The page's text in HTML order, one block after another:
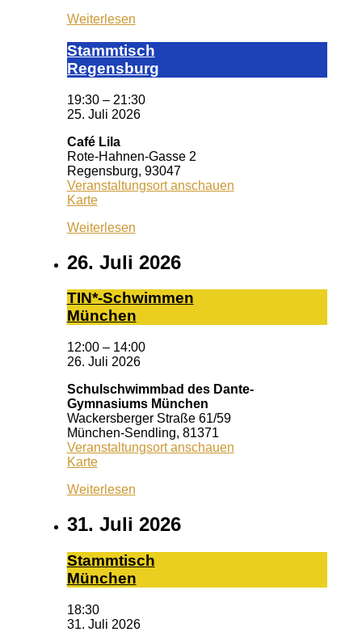
Weiterlesen
Stamm­tisch
Reg­ens­burg
19:30 – 21:30
25. Juli 2026
Café Lila
Rote-Hahnen-Gasse 2
Regensburg, 93047
Veranstaltungsort anschauen
KarteCafé
Weiterlesen
26. Juli 2026
TIN*-Schwimmen
München
12:00 – 14:00
26. Juli 2026
Schulschwimmbad des Dante-
Gymnasiums München
Wackersberger Straße 61/59
München-Sendling, 81371
Veranstaltungsort anschauen
KarteSchulschwimmbad
Dante-
München
Weiterlesen
31. Juli 2026
Stamm­tisch
Mün­chen
18:30
31. Juli 2026